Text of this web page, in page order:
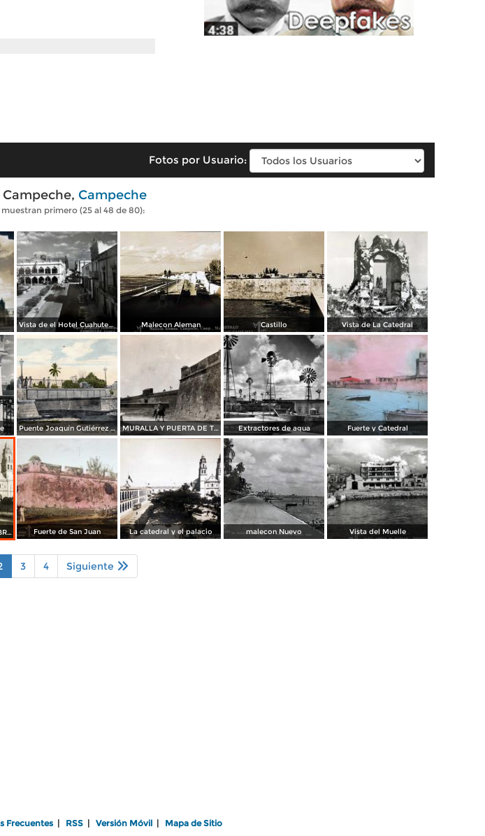
Fotos por Usuario:
Campeche
primero (25 al 48 de 80):
Vista de el Hotel Cuahutemoc Malecon Aleman Castillo Vista de La Catedral
Puente Joaquín Gutiérrez Estrada MURALLA Y PUERTA DE TIERRA Extractores de agua Fuerte y Catedral
La Catedral por HUGO BREHME Fuerte de San Juan La catedral y el palacio malecon Nuevo Vista del Muelle
3 4 Siguiente
Frecuentes RSS Versión Móvil Mapa de Sitio